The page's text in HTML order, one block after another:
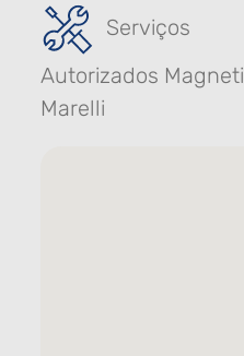
Serviços
Autorizados Magneti
Marelli